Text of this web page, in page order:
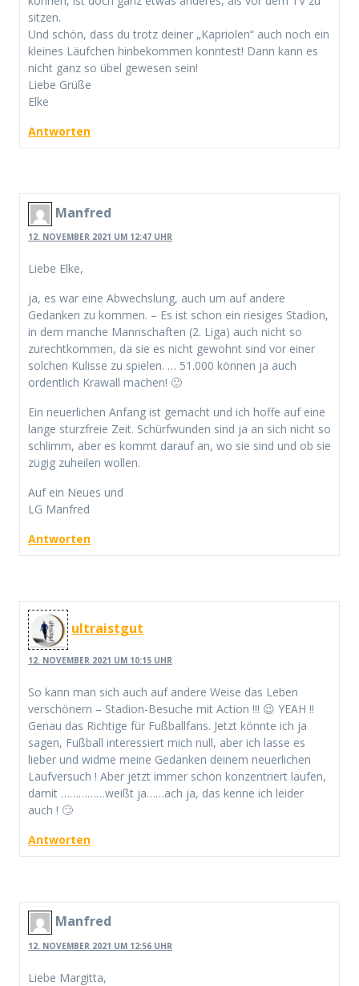
sitzen.
Und schön, dass du trotz deiner „Kapriolen“ auch noch ein
kleines Läufchen hinbekommen konntest! Dann kann es
nicht ganz so übel gewesen sein!
Liebe Grüße
Elke
Antworten
Manfred
12. NOVEMBER 2021 UM 12:47 UHR
Liebe Elke,
ja, es war eine Abwechslung, auch um auf andere
Gedanken zu kommen. – Es ist schon ein riesiges Stadion,
in dem manche Mannschaften (2. Liga) auch nicht so
zurechtkommen, da sie es nicht gewohnt sind vor einer
solchen Kulisse zu spielen. … 51.000 können ja auch
ordentlich Krawall machen! 🙂
Ein neuerlichen Anfang ist gemacht und ich hoffe auf eine
lange sturzfreie Zeit. Schürfwunden sind ja an sich nicht so
schlimm, aber es kommt darauf an, wo sie sind und ob sie
zügig zuheilen wollen.
Auf ein Neues und
LG Manfred
Antworten
ultraistgut
12. NOVEMBER 2021 UM 10:15 UHR
So kann man sich auch auf andere Weise das Leben
verschönern – Stadion-Besuche mit Action !!! 😉 YEAH !!
Genau das Richtige für Fußballfans. Jetzt könnte ich ja
sagen, Fußball interessiert mich null, aber ich lasse es
lieber und widme meine Gedanken deinem neuerlichen
Laufversuch ! Aber jetzt immer schön konzentriert laufen,
damit ……………weißt ja……ach ja, das kenne ich leider
auch ! 🙄
Antworten
Manfred
12. NOVEMBER 2021 UM 12:56 UHR
Liebe Margitta,